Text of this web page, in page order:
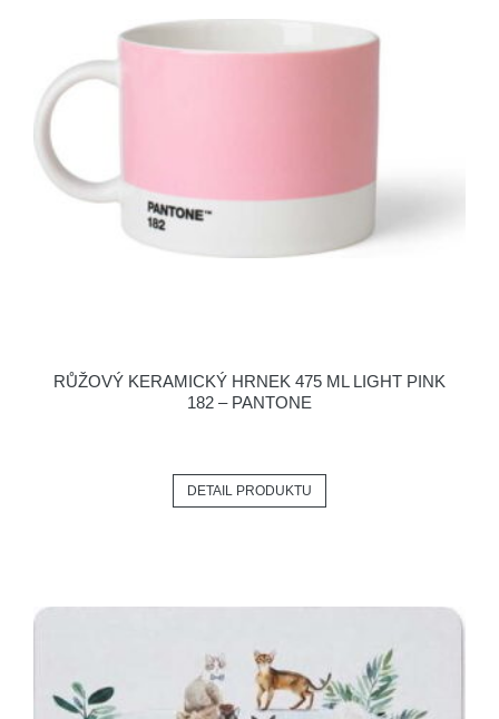
RŮŽOVÝ KERAMICKÝ HRNEK 475 ML LIGHT PINK
182 – PANTONE
DETAIL PRODUKTU